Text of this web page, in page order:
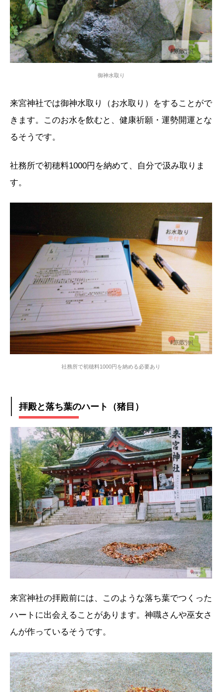
御神水取り
来宮神社では御神水取り（お水取り）をすることがで
きます。このお水を飲むと、健康祈願・運勢開運とな
るそうです。
社務所で初穂料1000円を納めて、自分で汲み取りま
す。
社務所で初穂料1000円を納める必要あり
拝殿と落ち葉のハート（猪目）
来宮神社の拝殿前には、このような落ち葉でつくった
ハートに出会えることがあります。神職さんや巫女さ
んが作っているそうです。